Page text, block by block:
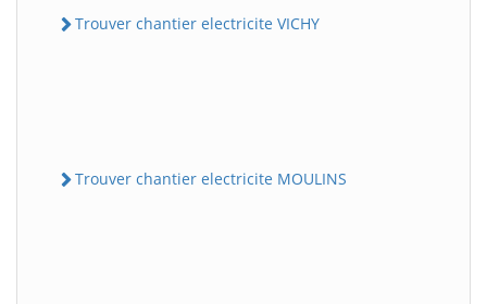
Trouver chantier electricite VICHY
Trouver chantier electricite MOULINS